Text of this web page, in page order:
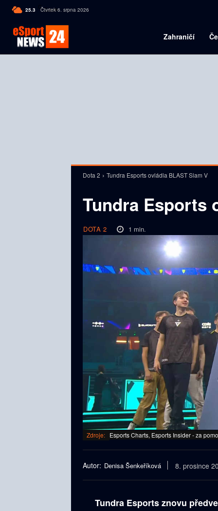
25.3 C Czech
Čtvrtek 6. srpna 2026
Zahraničí
Dota 2 Tundra Esports ovládla BLAST Slam V
Tundra Esports
DOTA 2 1 min.
Zdroje: Esports Charts, Esports Insider - za
Autor: Denisa Šenkeříková 8. prosince
Tundra Esports znovu